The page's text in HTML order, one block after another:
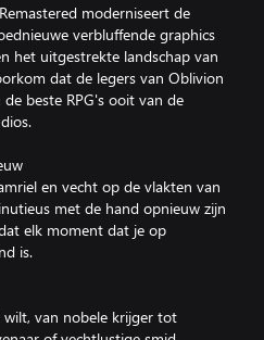
moderniseert de
verbluffende graphics
het uitgestrekte landschap van
dat de legers van Oblivion
beste RPG's ooit van de
en vecht op de vlakten van
met de hand opnieuw zijn
elk moment dat je op
is.
wilt, van nobele krijger tot